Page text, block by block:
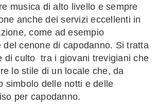
musica di alto livello e sempre
anche dei servizi eccellenti in
come ad esempio
del cenone di capodanno. Si tratta
di culto tra i giovani trevigiani che
lo stile di un locale che, da
simbolo delle notti e delle
per capodanno.